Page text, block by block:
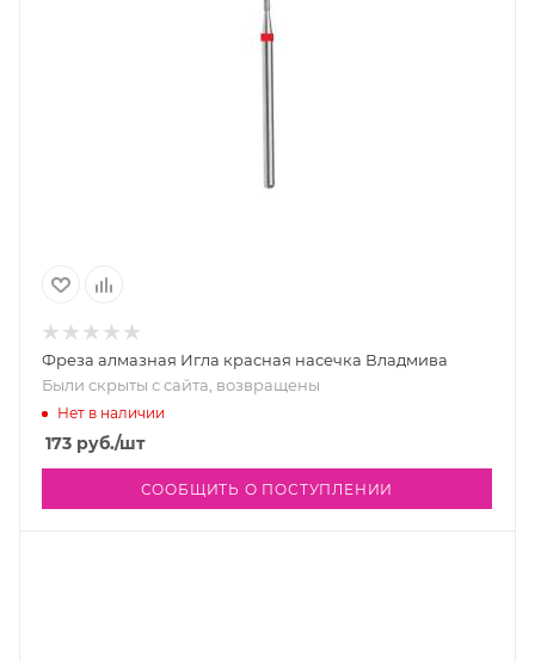
Фреза алмазная Игла красная насечка Владмива
Были скрыты с сайта, возвращены
Нет в наличии
173 руб./шт
СООБЩИТЬ О ПОСТУПЛЕНИИ